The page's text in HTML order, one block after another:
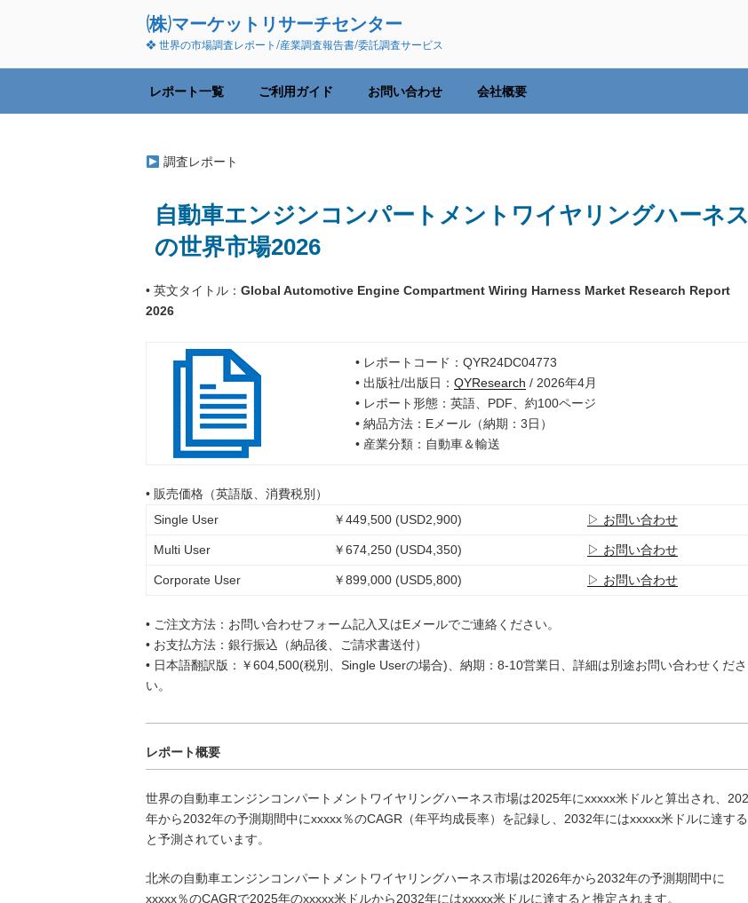
ン
へ
(株)マーケットリサーチセンター
❖ 世界の市場調査レポート/産業調査報告書/委託調査サービス
レポート一覧 ご利用ガイド お問い合わせ 会社概要
調査レポート
自動車エンジンコンパートメントワイヤリングハーネス
の世界市場2026
• 英文タイトル： Global Automotive Engine Compartment Wiring Harness Market Research Report
2026
• レポートコード：QYR24DC04773
• 出版社/出版日： QYResearch / 2026年4月
• レポート形態：英語、PDF、約100ページ
• 納品方法：Eメール（納期：3日）
• 産業分類：自動車＆輸送
• 販売価格（英語版、消費税別）
Single User
￥449,500 (USD2,900) ▷ お問い合わせ
Multi User ￥674,250 (USD4,350) ▷ お問い合わせ
Corporate User ￥899,000 (USD5,800) ▷ お問い合わせ
• ご注文方法：お問い合わせフォーム記入又はEメールでご連絡ください。
• お支払方法：銀行振込（納品後、ご請求書送付）
• 日本語翻訳版：￥604,500(税別、Single Userの場合)、納期：8-10営業日、詳細は別途お問い合わせくださ
い。
レポート概要
世界の自動車エンジンコンパートメントワイヤリングハーネス市場は2025年にxxxxx米ドルと算出され、
年から2032年の予測期間中にxxxxx％のCAGR（年平均成長率）を記録し、2032年にはxxxxx米ドルに達する
と予測されています。
北米の自動車エンジンコンパートメントワイヤリングハーネス市場は2026年から2032年の予測期間中に
xxxxx％のCAGRで2025年のxxxxx米ドルから2032年にはxxxxx米ドルに達すると推定されます。